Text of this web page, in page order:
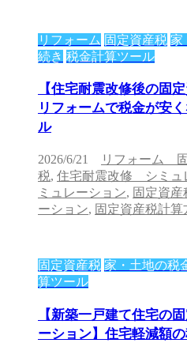
リフォーム 固定資産税 家
続き 税金計算ツール
【住宅耐震改修後の固
リフォームで税金が安
ル
2026/6/21 リフォーム
税, 住宅耐震改修 シミュ
ミュレーション, 固定資
ーション, 固定資産税計算
固定資産税 家・土地の税
算ツール
【新築一戸建て住宅の
ーション】住宅軽減額